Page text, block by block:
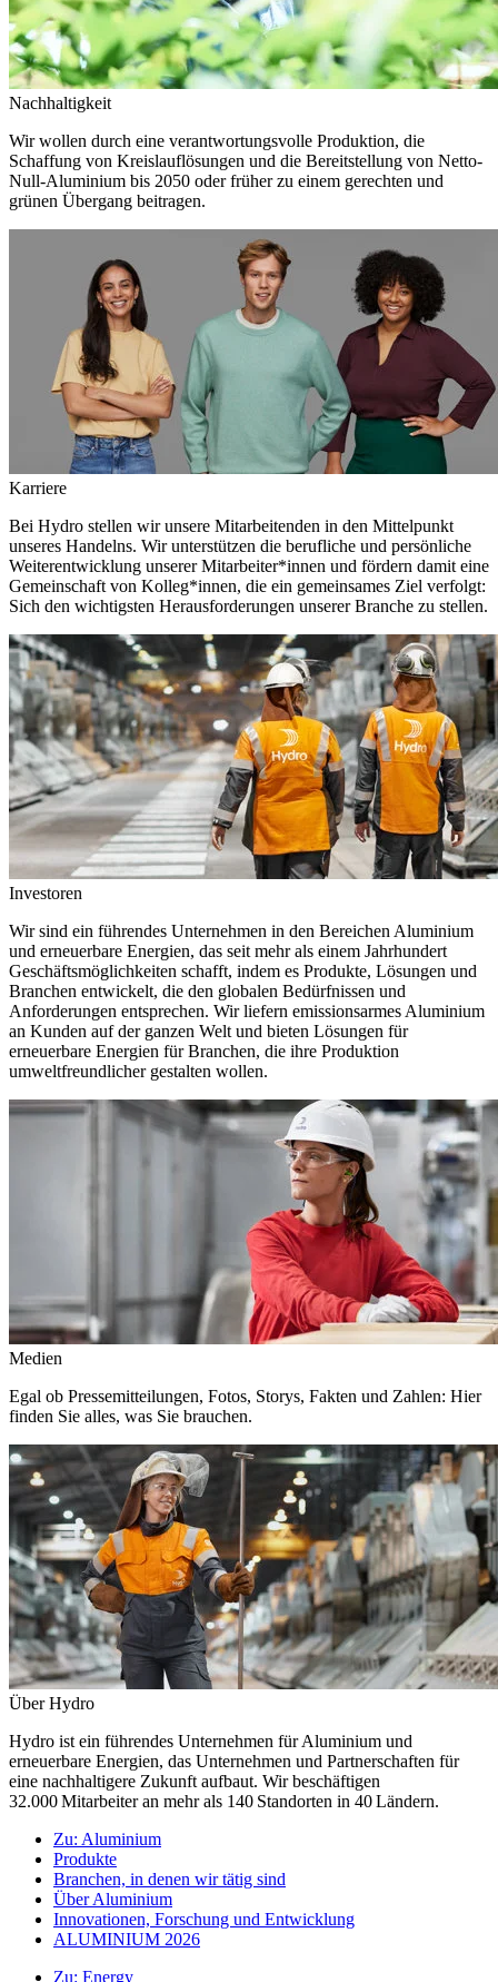
Nachhaltigkeit
Wir wollen durch eine verantwortungsvolle Produktion, die
Schaffung von Kreislauflösungen und die Bereitstellung von Netto-
Null-Aluminium bis 2050 oder früher zu einem gerechten und
grünen Übergang beitragen.
Karriere
Bei Hydro stellen wir unsere Mitarbeitenden in den Mittelpunkt
unseres Handelns. Wir unterstützen die berufliche und persönliche
Weiterentwicklung unserer Mitarbeiter*innen und fördern damit eine
Gemeinschaft von Kolleg*innen, die ein gemeinsames Ziel verfolgt:
Sich den wichtigsten Herausforderungen unserer Branche zu stellen.
Investoren
Wir sind ein führendes Unternehmen in den Bereichen Aluminium
und erneuerbare Energien, das seit mehr als einem Jahrhundert
Geschäftsmöglichkeiten schafft, indem es Produkte, Lösungen und
Branchen entwickelt, die den globalen Bedürfnissen und
Anforderungen entsprechen. Wir liefern emissionsarmes Aluminium
an Kunden auf der ganzen Welt und bieten Lösungen für
erneuerbare Energien für Branchen, die ihre Produktion
umweltfreundlicher gestalten wollen.
Medien
Egal ob Pressemitteilungen, Fotos, Storys, Fakten und Zahlen: Hier
finden Sie alles, was Sie brauchen.
Über Hydro
Hydro ist ein führendes Unternehmen für Aluminium und
erneuerbare Energien, das Unternehmen und Partnerschaften für
eine nachhaltigere Zukunft aufbaut. Wir beschäftigen
32.000 Mitarbeiter an mehr als 140 Standorten in 40 Ländern.
Zu: Aluminium
Produkte
Branchen, in denen wir tätig sind
Über Aluminium
Innovationen, Forschung und Entwicklung
ALUMINIUM 2026
Zu: Energy